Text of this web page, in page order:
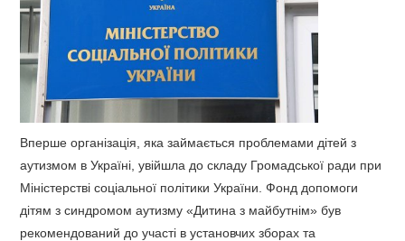
Вперше організація, яка займається проблемами дітей з
аутизмом в Україні, увійшла до складу Громадської ради при
Міністерстві соціальної політики України. Фонд допомоги
дітям з синдромом аутизму «Дитина з майбутнім» був
рекомендований до участі в установчих зборах та